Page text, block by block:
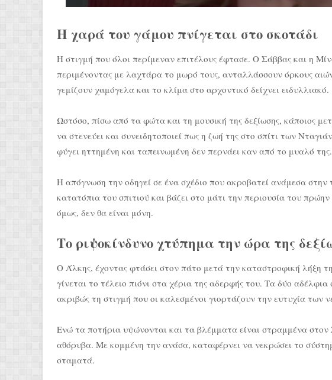
Η χαρά του γάμου πνίγεται στο σκοτάδι
Η στιγμή που όλοι περίμεναν επιτέλους έφτασε. Ο Σάββας και η
περιμένοντας με λαχτάρα το μωρό τους, ανταλλάσσουν όρκους
γεμίζουν χαμόγελα και το κλίμα στο αρχοντικό δείχνει ειδυλλιακό.
Ωστόσο, πίσω από τα φώτα και τη μουσική της δεξίωσης, κάποιος
να στενεύει και συνειδητοποιεί πως η ζωή της στο σπίτι των
φύγει ηττημένη και ταπεινωμένη δεν περνάει καν από το μυαλό της.
Η απόγνωση την οδηγεί σε ένα σχέδιο που ακροβατεί ανάμεσα
κατατόπια του σπιτιού και βάζει στο μάτι την περιουσία του
όμως, δεν θα είναι μόνη.
Το ριψοκίνδυνο χτύπημα την ώρα της
Ο Άλκης, έχοντας φτάσει στον πάτο μετά την καταστροφική λήξη
γίνεται το τέλειο πιόνι στα χέρια της αδερφής του. Τα δύο
ακριβώς τη στιγμή που οι καλεσμένοι γιορτάζουν την ευτυχία των
Ενώ τα ποτήρια υψώνονται και τα βλέμματα είναι στραμμένα
αθόρυβα. Με κομμένη την ανάσα, καταφέρνει να νεκρώσει το
σταματά.